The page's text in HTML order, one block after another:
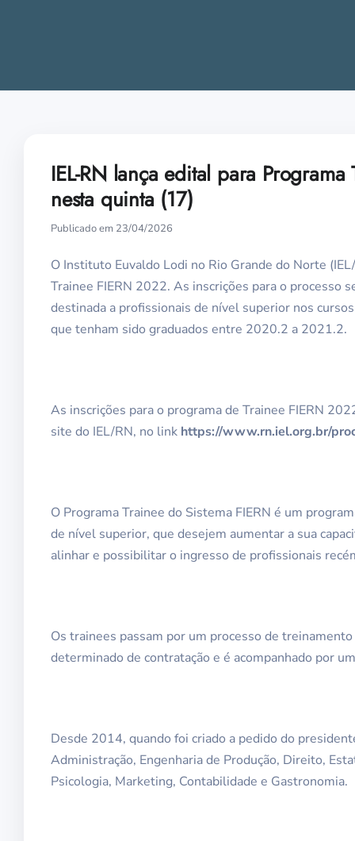
IEL-RN lança edital para
nesta quinta (17)
Publicado em 23/04/2026
O Instituto Euvaldo Lodi no Rio Grande do Norte
Trainee FIERN 2022. As inscrições para o processo
destinada a profissionais de nível superior nos
que tenham sido graduados entre 2020.2 a 2021.2.
As inscrições para o programa de Trainee FIERN
site do IEL/RN, no link https://www.rn.iel.org.br/
O Programa Trainee do Sistema FIERN é um
de nível superior, que desejem aumentar a sua
alinhar e possibilitar o ingresso de profissionais
Os trainees passam por um processo de
determinado de contratação e é acompanhado por
Desde 2014, quando foi criado a pedido do
Administração, Engenharia de Produção, Direito,
Psicologia, Marketing, Contabilidade e Gastronomia.